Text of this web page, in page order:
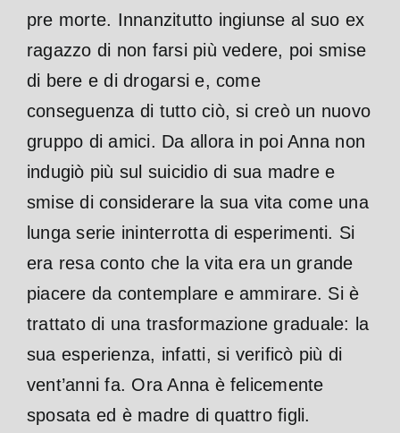
pre morte. Innanzitutto ingiunse al suo ex
ragazzo di non farsi più vedere, poi smise
di bere e di drogarsi e, come
conseguenza di tutto ciò, si creò un nuovo
gruppo di amici. Da allora in poi Anna non
indugiò più sul suicidio di sua madre e
smise di considerare la sua vita come una
lunga serie ininterrotta di esperimenti. Si
era resa conto che la vita era un grande
piacere da contemplare e ammirare. Si è
trattato di una trasformazione graduale: la
sua esperienza, infatti, si verificò più di
vent’anni fa. Ora Anna è felicemente
sposata ed è madre di quattro figli.